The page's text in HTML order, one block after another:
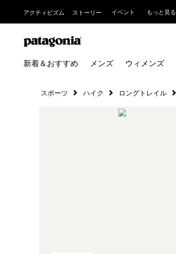
アクティビズム ストーリー イベント もっと見る
新着＆おすすめ メンズ ウィメンズ
スポーツ ハイク ロングトレイル